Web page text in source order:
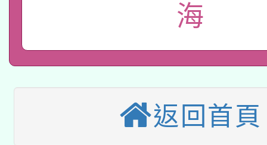
業技術研究院辦理「
用水績優單位及節水達
動」
115年8月22日(星期六
桃園市孔廟祈福系列
本校115學年度第2次
招甄選結果公告(無人
適應運動共學行動站研
本館辦理115年度閱讀
海
返回首頁